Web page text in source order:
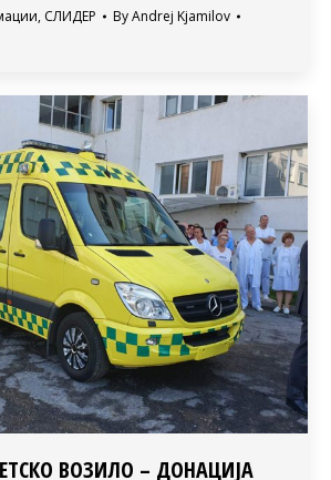
, СЛИДЕР ByAndrej Kjamilov
ВОЗИЛО – ДОНАЦИЈА